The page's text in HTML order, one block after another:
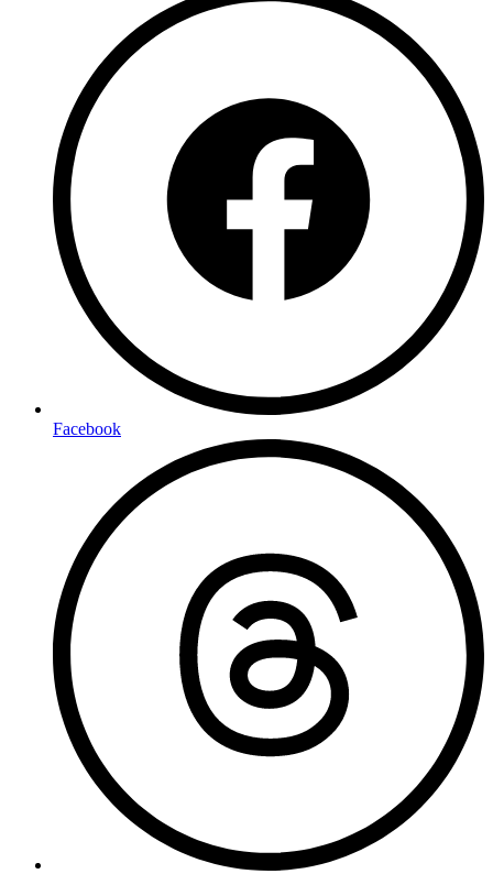
Facebook